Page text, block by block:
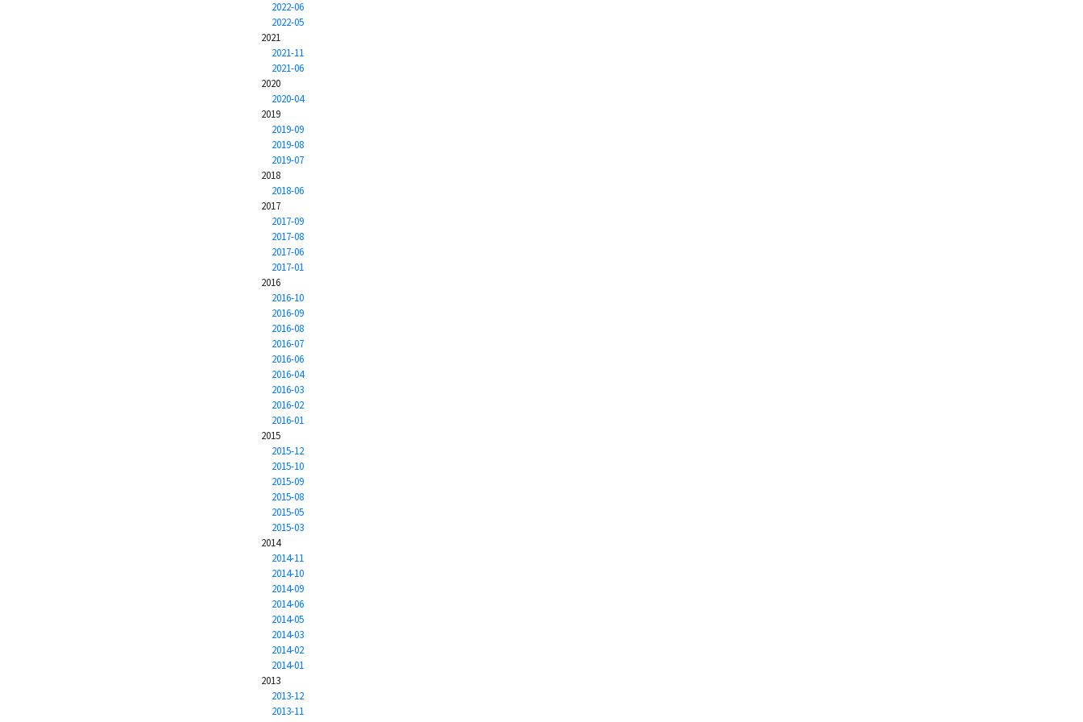
2022-06
2022-05
2021
2021-11
2021-06
2020
2020-04
2019
2019-09
2019-08
2019-07
2018
2018-06
2017
2017-09
2017-08
2017-06
2017-01
2016
2016-10
2016-09
2016-08
2016-07
2016-06
2016-04
2016-03
2016-02
2016-01
2015
2015-12
2015-10
2015-09
2015-08
2015-05
2015-03
2014
2014-11
2014-10
2014-09
2014-06
2014-05
2014-03
2014-02
2014-01
2013
2013-12
2013-11